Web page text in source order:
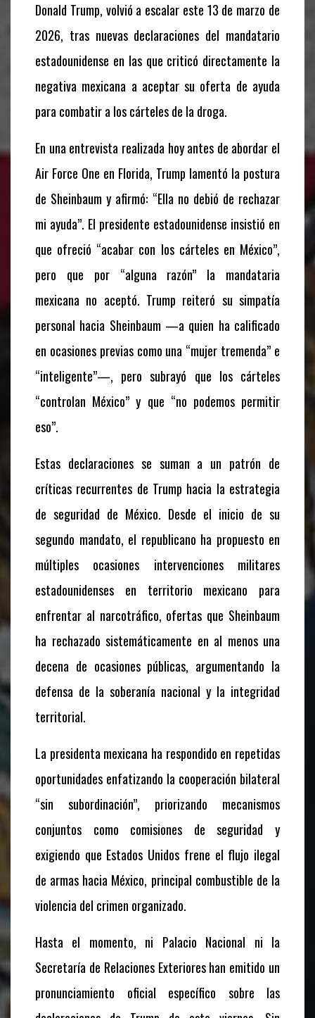
Donald Trump, volvió a escalar este 13 de marzo de
2026, tras nuevas declaraciones del mandatario
estadounidense en las que criticó directamente la
negativa mexicana a aceptar su oferta de ayuda
para combatir a los cárteles de la droga.
En una entrevista realizada hoy antes de abordar el
Air Force One en Florida, Trump lamentó la postura
de Sheinbaum y afirmó: “Ella no debió de rechazar
mi ayuda”. El presidente estadounidense insistió en
que ofreció “acabar con los cárteles en México”,
pero que por “alguna razón” la mandataria
mexicana no aceptó. Trump reiteró su simpatía
personal hacia Sheinbaum —a quien ha calificado
en ocasiones previas como una “mujer tremenda” e
“inteligente”—, pero subrayó que los cárteles
“controlan México” y que “no podemos permitir
eso”.
Estas declaraciones se suman a un patrón de
críticas recurrentes de Trump hacia la estrategia
de seguridad de México. Desde el inicio de su
segundo mandato, el republicano ha propuesto en
múltiples ocasiones intervenciones militares
estadounidenses en territorio mexicano para
enfrentar al narcotráfico, ofertas que Sheinbaum
ha rechazado sistemáticamente en al menos una
decena de ocasiones públicas, argumentando la
defensa de la soberanía nacional y la integridad
territorial.
La presidenta mexicana ha respondido en repetidas
oportunidades enfatizando la cooperación bilateral
“sin subordinación”, priorizando mecanismos
conjuntos como comisiones de seguridad y
exigiendo que Estados Unidos frene el flujo ilegal
de armas hacia México, principal combustible de la
violencia del crimen organizado.
Hasta el momento, ni Palacio Nacional ni la
Secretaría de Relaciones Exteriores han emitido un
pronunciamiento oficial específico sobre las